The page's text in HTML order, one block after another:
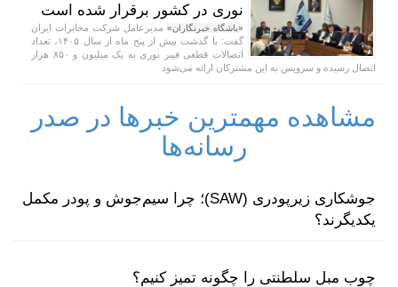
نوری در کشور برقرار شده است
«باشگاه خبرنگاران» مدیرعامل شرکت مخابرات ایران
گفت: با گذشت بیش از پنج ماه از سال ۱۴۰۵، تعداد
اتصالات قطعی فیبر نوری به یک میلیون و ۸۵۰ هزار
اتصال رسیده و سرویس به این مشترکان ارائه می‌شود
مشاهده مهمترین خبرها در صدر
رسانه‌ها
جوشکاری زیرپودری (SAW)؛ چرا سیم‌جوش و پودر مکمل
یکدیگرند؟
چوب مبل سلطنتی را چگونه تمیز کنیم؟